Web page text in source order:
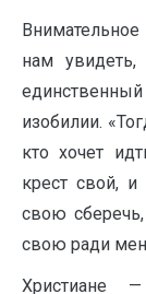
нам
изобилии.
кто хочет
крест свой,
свою
свою ради
Христиане